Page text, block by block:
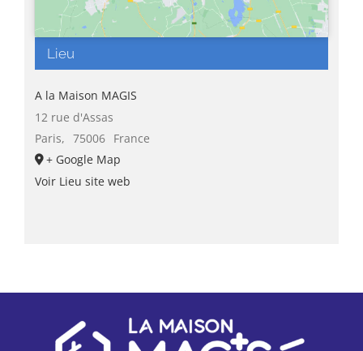
Lieu
A la Maison MAGIS
12 rue d'Assas
Paris, 75006 France
+ Google Map
Voir Lieu site web